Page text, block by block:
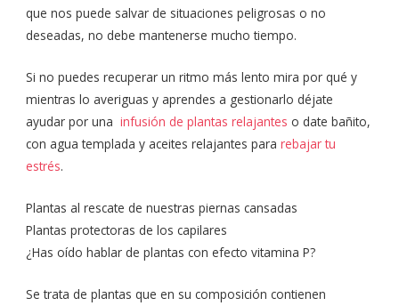
que nos puede salvar de situaciones peligrosas o no
deseadas, no debe mantenerse mucho tiempo.
Si no puedes recuperar un ritmo más lento mira por qué y
mientras lo averiguas y aprendes a gestionarlo déjate
ayudar por unainfusión de plantas relajantes o date bañito,
con agua templada y aceites relajantes pararebajar tu
estrés.
Plantas al rescate de nuestras piernas cansadas
Plantas protectoras de los capilares
¿Has oído hablar de plantas con efecto vitamina P?
Se trata de plantas que en su composición contienen